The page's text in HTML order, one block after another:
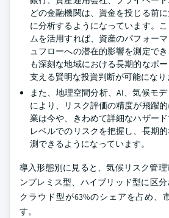
どの金融機関は、資金を投じる前
に分析するようになっています。
ムを活用すれば、資産のパフォー
ュフローへの潜在的影響を測定で
も深刻な地域における長期的なポ
支える賢明な投資判断が可能になり
また、地理空間分析、AI、気候モ
により、リスク評価の精度が飛躍
業は今や、きわめて詳細なハザー
レベルでのリスクを把握し、長期
測できるようになっています。
導入形態別に見ると、気候リスク管
ンプレミス型、ハイブリッド型に区
クラウド型が63%のシェアを占め、
す。